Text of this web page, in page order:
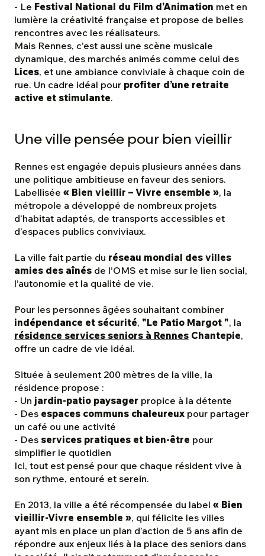
- Le Festival National du Film d’Animation met en
lumière la créativité française et propose de belles
rencontres avec les réalisateurs.
Mais Rennes, c’est aussi une scène musicale
dynamique, des marchés animés comme celui des
Lices, et une ambiance conviviale à chaque coin de
rue. Un cadre idéal pour profiter d’une retraite
active et stimulante.
Une ville pensée pour bien vieillir
Rennes est engagée depuis plusieurs années dans
une politique ambitieuse en faveur des seniors.
Labellisée « Bien vieillir – Vivre ensemble », la
métropole a développé de nombreux projets
d’habitat adaptés, de transports accessibles et
d’espaces publics conviviaux.
La ville fait partie du réseau mondial des villes
amies des aînés de l’OMS et mise sur le lien social,
l’autonomie et la qualité de vie.
Pour les personnes âgées souhaitant combiner
indépendance et sécurité, "Le Patio Margot ", la
résidence services seniors à Rennes Chantepie,
offre un cadre de vie idéal.
Située à seulement 200 mètres de la ville, la
résidence propose :
- Un jardin-patio paysager propice à la détente
- Des espaces communs chaleureux pour partager
un café ou une activité
- Des services pratiques et bien-être pour
simplifier le quotidien
Ici, tout est pensé pour que chaque résident vive à
son rythme, entouré et serein.
En 2013, la ville a été récompensée du label « Bien
vieillir-Vivre ensemble », qui félicite les villes
ayant mis en place un plan d’action de 5 ans afin de
répondre aux enjeux liés à la place des seniors dans